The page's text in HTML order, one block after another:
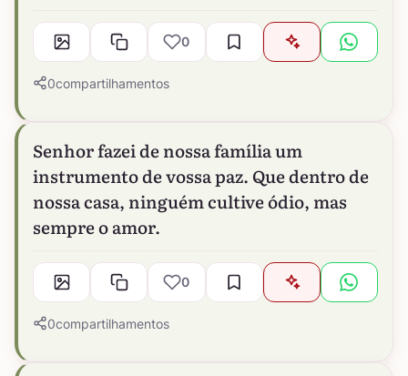
0
0compartilhamentos
Senhor fazei de nossa família um
instrumento de vossa paz. Que dentro de
nossa casa, ninguém cultive ódio, mas
sempre o amor.
0
0compartilhamentos